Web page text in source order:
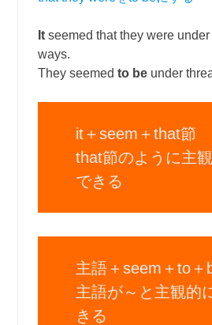
Itseemed that they were
ways.
They seemed to be under
it＋seem＋that節
that節のように主
できる
主語＋seem＋to＋
主語が～と主観的
きる